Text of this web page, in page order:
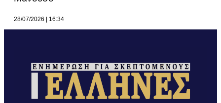
28/07/2026 16:34